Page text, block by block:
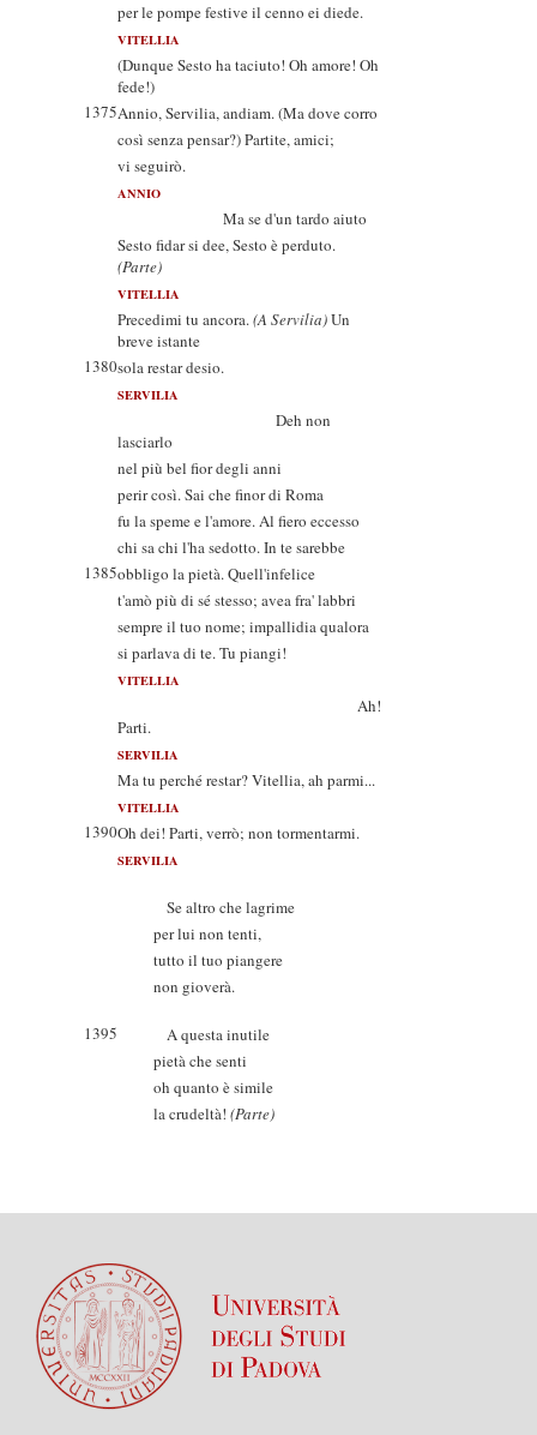
per le pompe festive il cenno ei diede.
VITELLIA
(Dunque Sesto ha taciuto! Oh amore! Oh
fede!)
1375Annio, Servilia, andiam. (Ma dove corro
così senza pensar?) Partite, amici;
vi seguirò.
ANNIO
Ma se d'un tardo aiuto
Sesto fidar si dee, Sesto è perduto.
(Parte)
VITELLIA
Precedimi tu ancora.(A Servilia)Un
breve istante
1380sola restar desio.
SERVILIA
Deh non
lasciarlo
nel più bel fior degli anni
perir così. Sai che finor di Roma
fu la speme e l'amore. Al fiero eccesso
chi sa chi l'ha sedotto. In te sarebbe
1385obbligo la pietà. Quell'infelice
t'amò più di sé stesso; avea fra' labbri
sempre il tuo nome; impallidia qualora
si parlava di te. Tu piangi!
VITELLIA
Ah!
Parti.
SERVILIA
Ma tu perché restar? Vitellia, ah parmi...
VITELLIA
1390Oh dei! Parti, verrò; non tormentarmi.
SERVILIA
Se altro che lagrime
per lui non tenti,
tutto il tuo piangere
non gioverà.
1395
A questa inutile
pietà che senti
oh quanto è simile
la crudeltà! (Parte)